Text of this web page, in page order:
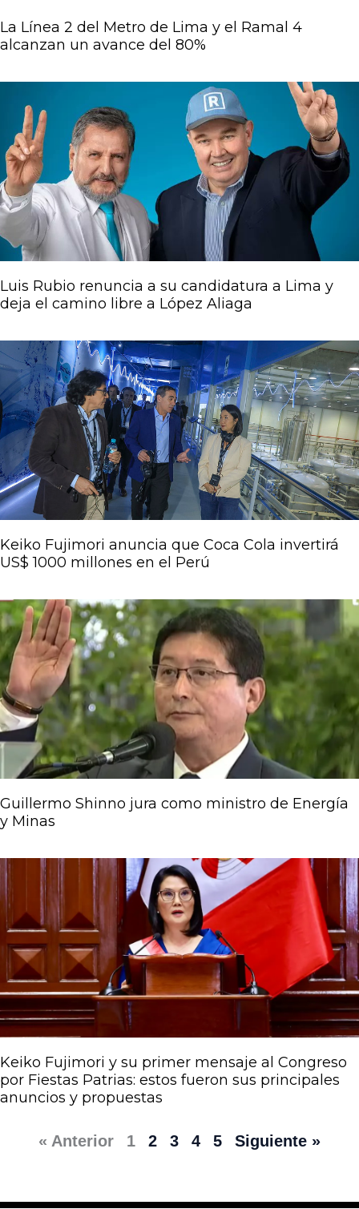
La Línea 2 del Metro de Lima y el Ramal 4
alcanzan un avance del 80%
Luis Rubio renuncia a su candidatura a Lima y
deja el camino libre a López Aliaga
Keiko Fujimori anuncia que Coca Cola invertirá
US$ 1000 millones en el Perú
Guillermo Shinno jura como ministro de Energía
y Minas
Keiko Fujimori y su primer mensaje al Congreso
por Fiestas Patrias: estos fueron sus principales
anuncios y propuestas
« Anterior 1 2 3 4 5 Siguiente »